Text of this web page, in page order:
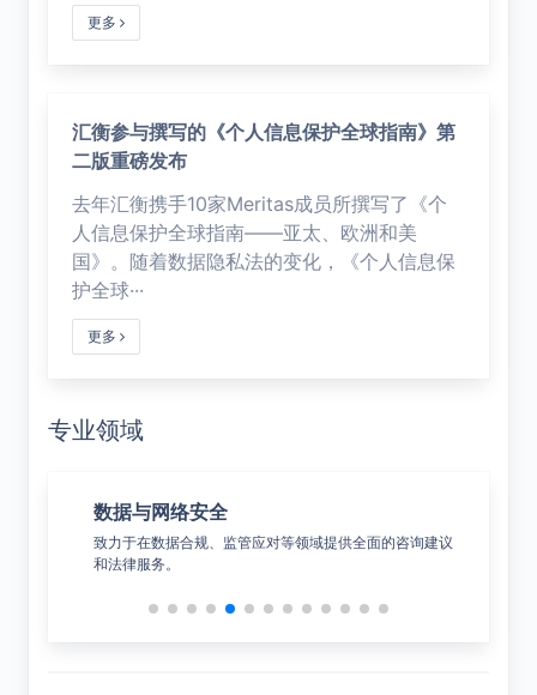
更多
汇衡参与撰写的《个人信息保护全球指南》第
二版重磅发布
去年汇衡携手10家Meritas成员所撰写了《个
人信息保护全球指南——亚太、欧洲和美
国》。随着数据隐私法的变化，《个人信息保
护全球···
更多
专业领域
数据与网络安全
致力于在数据合规、监管应对等领域提供全面的咨询建议
和法律服务。